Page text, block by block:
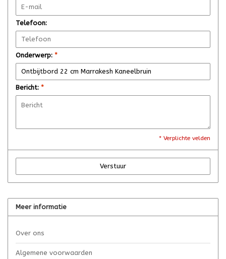
Telefoon:
Onderwerp: *
Bericht: *
* Verplichte velden
Verstuur
Meer informatie
Over ons
Algemene voorwaarden